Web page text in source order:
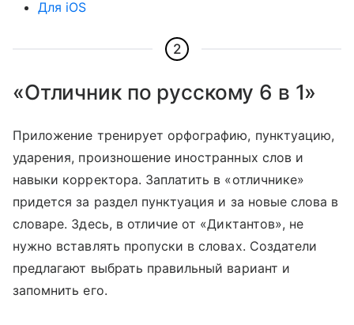
Для iOS
2
«Отличник по русскому 6 в 1»
Приложение тренирует орфографию, пунктуацию,
ударения, произношение иностранных слов и
навыки корректора. Заплатить в «отличнике»
придется за раздел пунктуация и за новые слова в
словаре. Здесь, в отличие от «Диктантов», не
нужно вставлять пропуски в словах. Создатели
предлагают выбрать правильный вариант и
запомнить его.